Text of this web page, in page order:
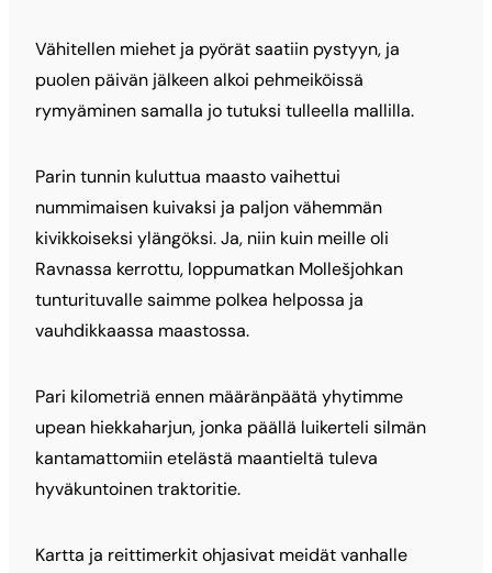
Vähitellen miehet ja pyörät saatiin pystyyn, ja
puolen päivän jälkeen alkoi pehmeiköissä
rymyäminen samalla jo tutuksi tulleella mallilla.
Parin tunnin kuluttua maasto vaihettui
nummimaisen kuivaksi ja paljon vähemmän
kivikkoiseksi ylängöksi. Ja, niin kuin meille oli
Ravnassa kerrottu, loppumatkan Mollešjohkan
tunturituvalle saimme polkea helpossa ja
vauhdikkaassa maastossa.
Pari kilometriä ennen määränpäätä yhytimme
upean hiekkaharjun, jonka päällä luikerteli silmän
kantamattomiin etelästä maantieltä tuleva
hyväkuntoinen traktoritie.
Kartta ja reittimerkit ohjasivat meidät vanhalle